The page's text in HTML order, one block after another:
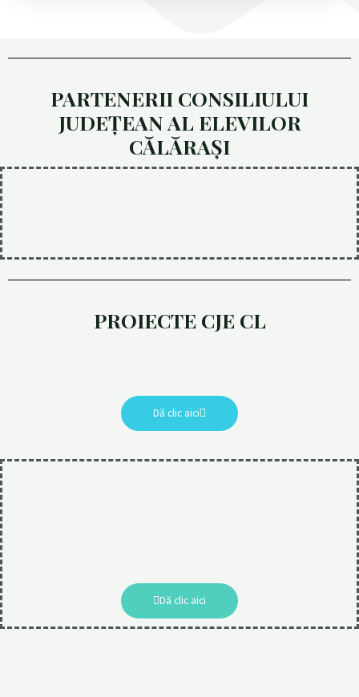
PARTENERII CONSILIULUI
JUDEȚEAN AL ELEVILOR
CĂLĂRAȘI
PROIECTE CJE CL
Dă clic aici
Dă clic aici